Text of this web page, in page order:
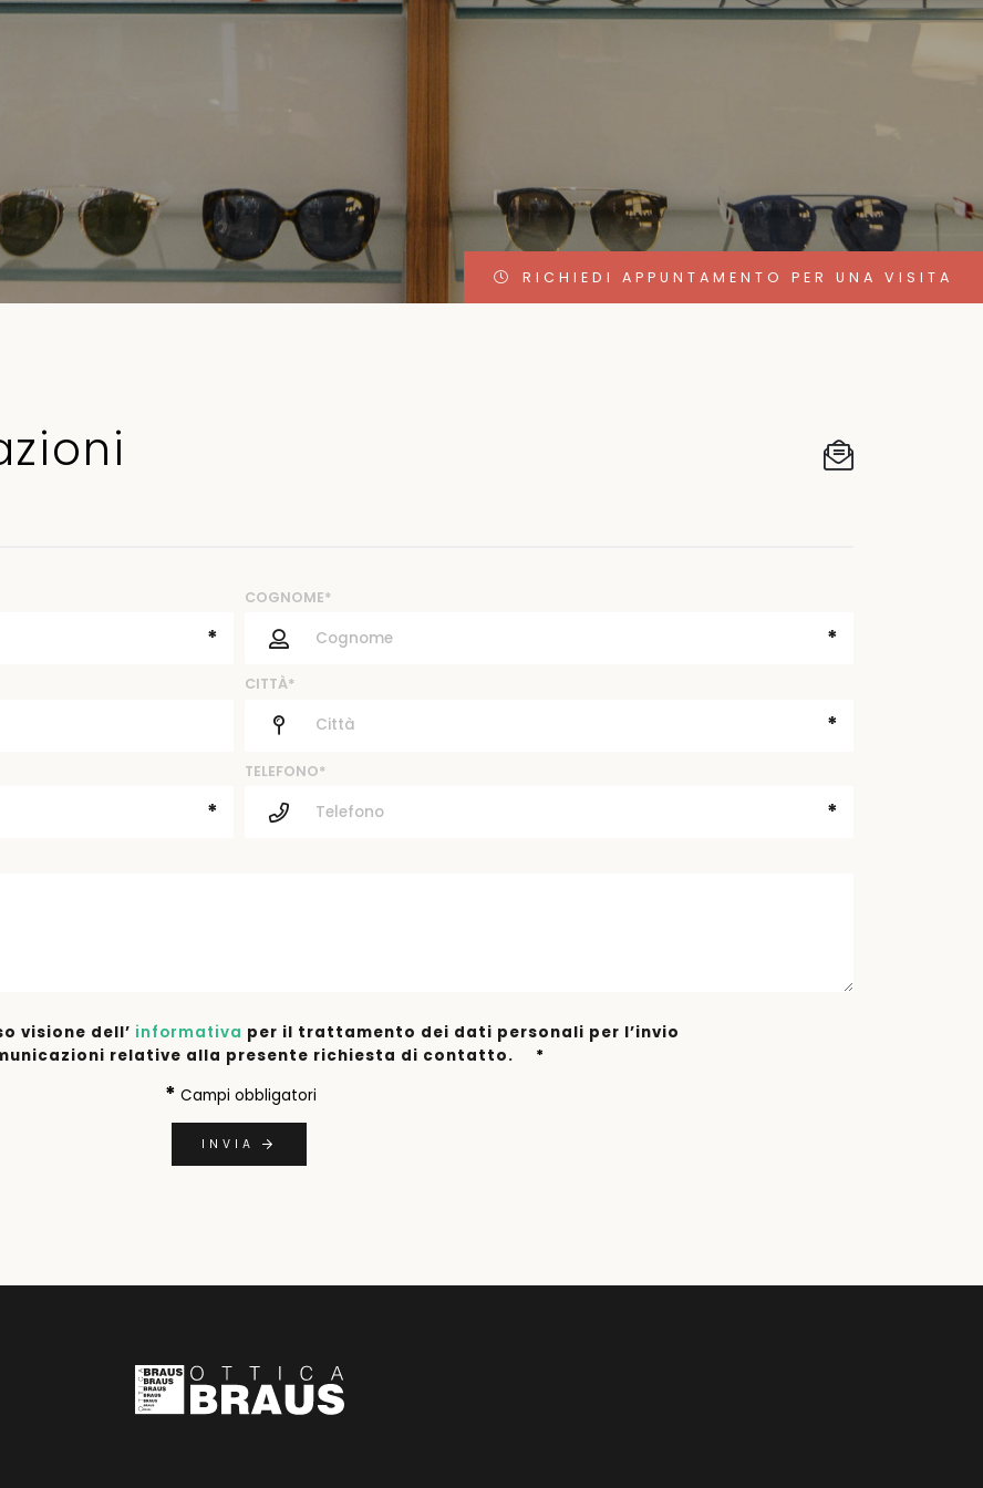
RICHIEDI APPUNTAMENTO PER UNA VISITA
*
COGNOME*
*
CITTÀ*
*
*
TELEFONO*
*
visione dell’ informativa per il trattamento dei dati personali per l’invio
relative alla presente richiesta di contatto.
*
* Campi obbligatori
INVIA